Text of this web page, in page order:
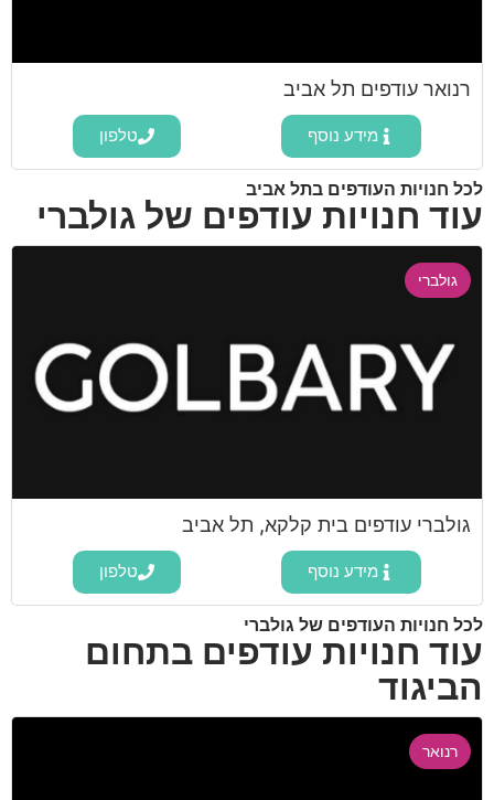
רנואר עודפים תל אביב
מידע נוסף טלפון
לכל חנויות העודפים בתל אביב
עוד חנויות עודפים של גולברי
גולברי
גולברי עודפים בית קלקא, תל אביב
מידע נוסף טלפון
לכל חנויות העודפים של גולברי
עוד חנויות עודפים בתחום
הביגוד
רנואר